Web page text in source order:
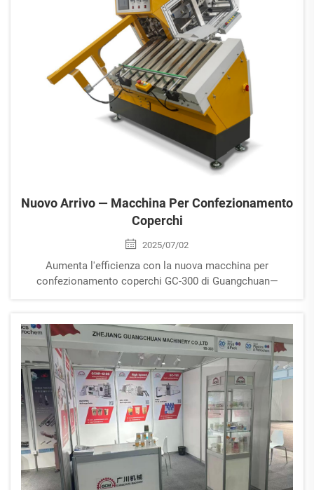
Nuovo Arrivo — Macchina Per Confezionamento
Coperchi
2025/07/02
Aumenta l'efficienza con la nuova macchina per
confezionamento coperchi GC-300 di Guangchuan—
piani o sferici. Richiedi un preventivo oggi!